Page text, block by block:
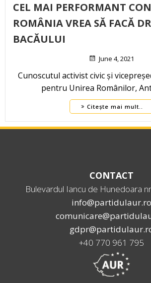
CEL MAI PERFORMANT
ROMÂNIA VREA SĂ FACĂ
BACĂULUI
June 4, 2021
Cunoscutul activist civic și
pentru Unirea Românilor,
Citește mai mult..
CONTACT
Bulevardul Iancu de Hunedoara
info@partidulaur.ro
+40 770 961 795